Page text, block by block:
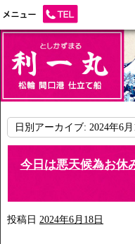
日別アーカイブ: 2024年6月
今日は悪天候為お休
投稿日 2024年6月18日